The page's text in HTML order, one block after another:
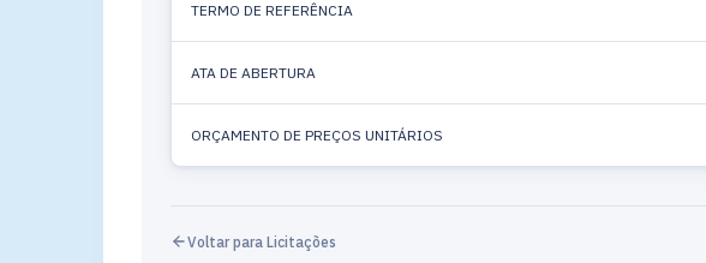
TERMO DE REFERÊNCIA
ATA DE ABERTURA
ORÇAMENTO DE PREÇOS UNITÁRIOS
Voltar para Licitações